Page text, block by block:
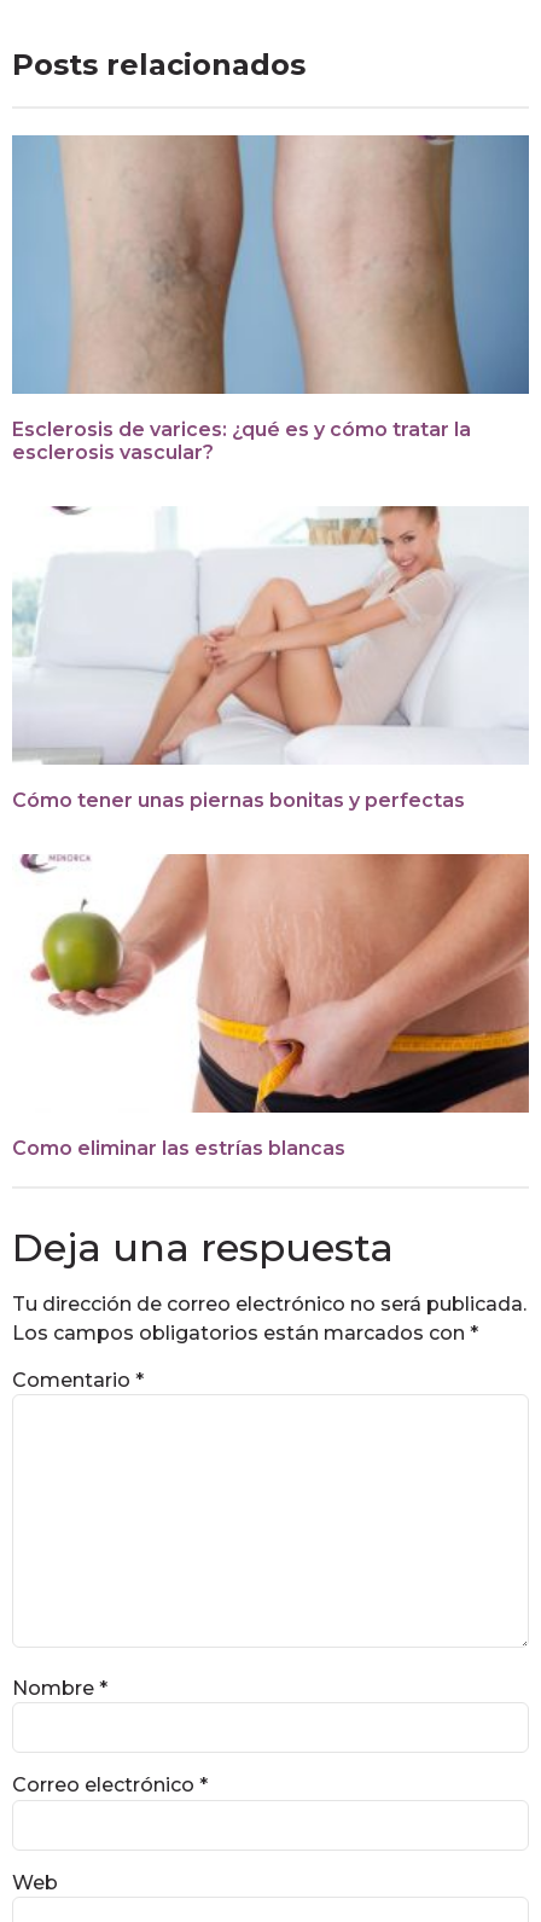
Posts relacionados
Esclerosis de varices: ¿qué es y cómo tratar la
esclerosis vascular?
Cómo tener unas piernas bonitas y perfectas
Como eliminar las estrías blancas
Deja una respuesta
Tu dirección de correo electrónico no será publicada.
Los campos obligatorios están marcados con *
Comentario *
Nombre *
Correo electrónico *
Web